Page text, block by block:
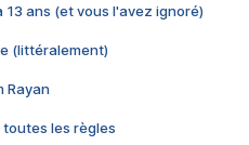
13 ans (et vous l'avez ignoré)
(littéralement)
Rayan
toutes les règles